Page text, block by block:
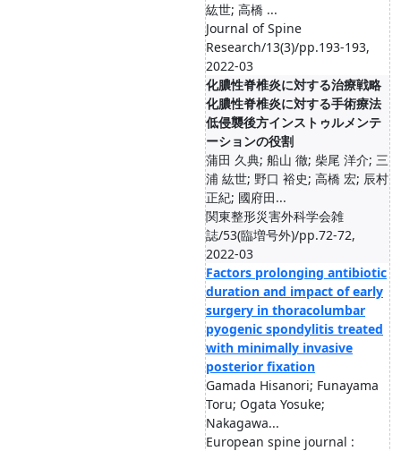
紘世; 高橋 ...
Journal of Spine
Research/13(3)/pp.193-193,
2022-03
化膿性脊椎炎に対する治療戦略
化膿性脊椎炎に対する手術療法
低侵襲後方インストゥルメンテ
ーションの役割
蒲田 久典; 船山 徹; 柴尾 洋介; 三
浦 紘世; 野口 裕史; 高橋 宏; 辰村
正紀; 國府田...
関東整形災害外科学会雑
誌/53(臨増号外)/pp.72-72,
2022-03
Factors prolonging antibiotic
duration and impact of early
surgery in thoracolumbar
pyogenic spondylitis treated
with minimally invasive
posterior fixation
Gamada Hisanori; Funayama
Toru; Ogata Yosuke;
Nakagawa...
European spine journal :